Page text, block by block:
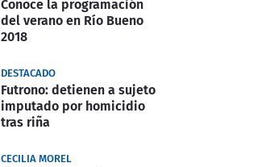
Conoce la programación
del verano en Río Bueno
2018
DESTACADO
Futrono: detienen a sujeto
imputado por homicidio
tras riña
CECILIA MOREL